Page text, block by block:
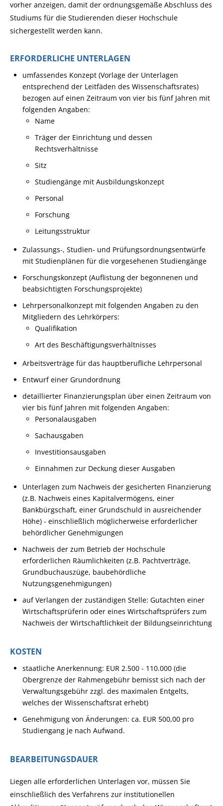
vorher anzeigen, damit der ordnungsgemäße Abschluss des
Studiums für die Studierenden dieser Hochschule
sichergestellt werden kann.
ERFORDERLICHE UNTERLAGEN
umfassendes Konzept (Vorlage der Unterlagen
entsprechend der Leitfäden des Wissenschaftsrates)
bezogen auf einen Zeitraum von vier bis fünf Jahren mit
folgenden Angaben:
Name
Träger der Einrichtung und dessen
Rechtsverhältnisse
Sitz
Studiengänge mit Ausbildungskonzept
Personal
Forschung
Leitungsstruktur
Zulassungs-, Studien- und Prüfungsordnungsentwürfe
mit Studienplänen für die vorgesehenen Studiengänge
Forschungskonzept (Auflistung der begonnenen und
beabsichtigten Forschungsprojekte)
Lehrpersonalkonzept mit folgenden Angaben zu den
Mitgliedern des Lehrkörpers:
Qualifikation
Art des Beschäftigungsverhältnisses
Arbeitsverträge für das hauptberufliche Lehrpersonal
Entwurf einer Grundordnung
detaillierter Finanzierungsplan über einen Zeitraum von
vier bis fünf Jahren mit folgenden Angaben:
Personalausgaben
Sachausgaben
Investitionsausgaben
Einnahmen zur Deckung dieser Ausgaben
Unterlagen zum Nachweis der gesicherten Finanzierung
(z.B. Nachweis eines Kapitalvermögens, einer
Bankbürgschaft, einer Grundschuld in ausreichender
Höhe) - einschließlich möglicherweise erforderlicher
behördlicher Genehmigungen
Nachweis der zum Betrieb der Hochschule
erforderlichen Räumlichkeiten (z.B. Pachtverträge,
Grundbuchauszüge, baubehördliche
Nutzungsgenehmigungen)
auf Verlangen der zuständigen Stelle: Gutachten einer
Wirtschaftsprüferin oder eines Wirtschaftsprüfers zum
Nachweis der Wirtschaftlichkeit der Bildungseinrichtung
KOSTEN
staatliche Anerkennung: EUR 2.500 - 110.000 (die
Obergrenze der Rahmengebühr bemisst sich nach der
Verwaltungsgebühr zzgl. des maximalen Entgelts,
welches der Wissenschaftsrat erhebt)
Genehmigung von Änderungen: ca. EUR 500,00 pro
Studiengang je nach Aufwand.
BEARBEITUNGSDAUER
Liegen alle erforderlichen Unterlagen vor, müssen Sie
einschließlich des Verfahrens zur institutionellen